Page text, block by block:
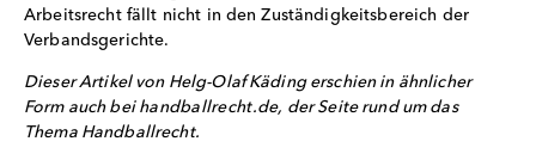
Arbeitsrecht fällt nicht in den Zuständigkeitsbereich der
Verbandsgerichte.
Dieser Artikel von Helg-Olaf Käding erschien in ähnlicher
Form auch bei handballrecht.de, der Seite rund um das
Thema Handballrecht.